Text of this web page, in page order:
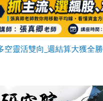
空靈活雙向_週結算大獲全勝